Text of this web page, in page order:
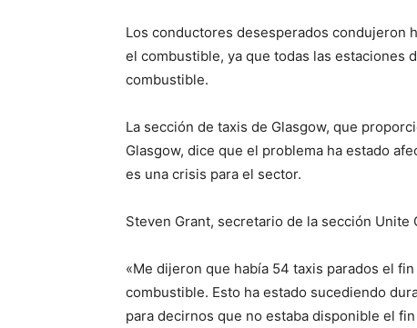
Los conductores desesperados condujeron
el combustible, ya que todas las estaciones
combustible.
La sección de taxis de Glasgow, que
Glasgow, dice que el problema ha estado
es una crisis para el sector.
Steven Grant, secretario de la sección Unite
«Me dijeron que había 54 taxis parados el
combustible. Esto ha estado sucediendo
para decirnos que no estaba disponible el